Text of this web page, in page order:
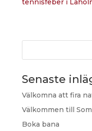
tennisfeber i
Senaste
Välkomna att fira
Välkommen till
Boka bana